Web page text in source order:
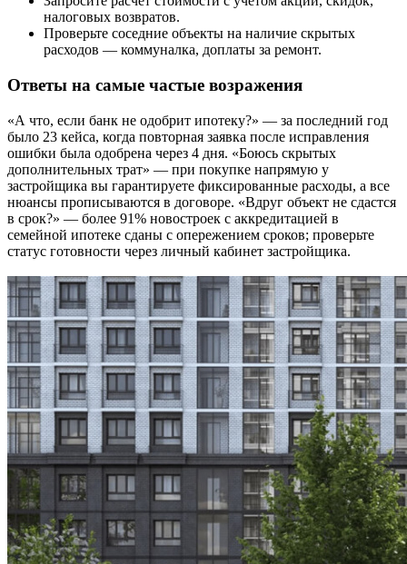
налоговых возвратов.
Проверьте соседние объекты на наличие скрытых
расходов — коммуналка, доплаты за ремонт.
Ответы на самые частые возражения
«А что, если банк не одобрит ипотеку?» — за последний год
было 23 кейса, когда повторная заявка после исправления
ошибки была одобрена через 4 дня. «Боюсь скрытых
дополнительных трат» — при покупке напрямую у
застройщика вы гарантируете фиксированные расходы, а все
нюансы прописываются в договоре. «Вдруг объект не сдастся
в срок?» — более 91% новостроек с аккредитацией в
семейной ипотеке сданы с опережением сроков; проверьте
статус готовности через личный кабинет застройщика.